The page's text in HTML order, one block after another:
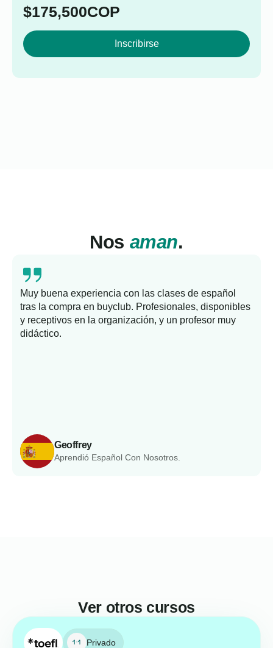
$175,500COP
Inscribirse
Nos aman.
Geoffrey
Aprendió Español Con Nosotros.
Muy buena experiencia con las clases de español
tras la compra en buyclub. Profesionales, disponibles
y receptivos en la organización, y un profesor muy
didáctico.
Ver otros cursos
Privado